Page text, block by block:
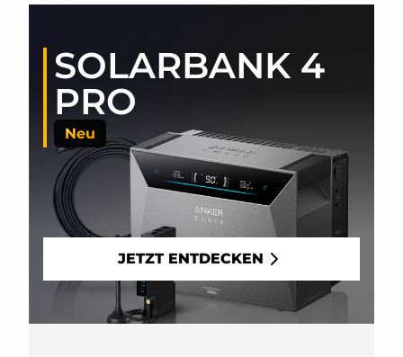
SOLARBANK 4
PRO
Neu
JETZT ENTDECKEN